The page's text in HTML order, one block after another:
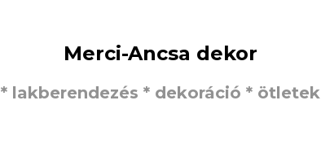
Merci-Ancsa dekor
* lakberendezés * dekoráció * ötletek